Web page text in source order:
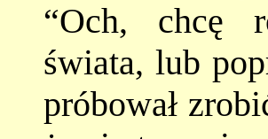
“Och, chcę
świata, lub
próbował